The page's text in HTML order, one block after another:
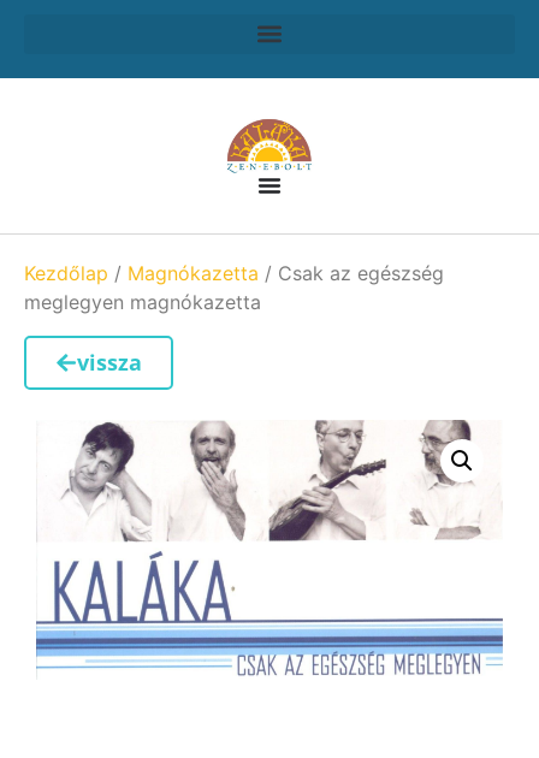
Kezdőlap / Magnókazetta / Csak az egészség
meglegyen magnókazetta
vissza